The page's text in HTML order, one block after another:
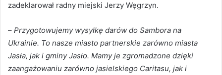
zadeklarował radny miejski Jerzy Węgrzyn.
– Przygotowujemy wysyłkę darów do Sambora na
Ukrainie. To nasze miasto partnerskie zarówno miasta
Jasła, jak i gminy Jasło. Mamy je zgromadzone dzięki
zaangażowaniu zarówno jasielskiego Caritasu, jak i